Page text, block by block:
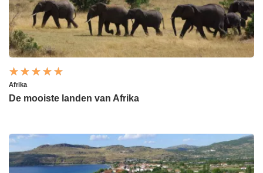
Afrika
De mooiste landen van Afrika